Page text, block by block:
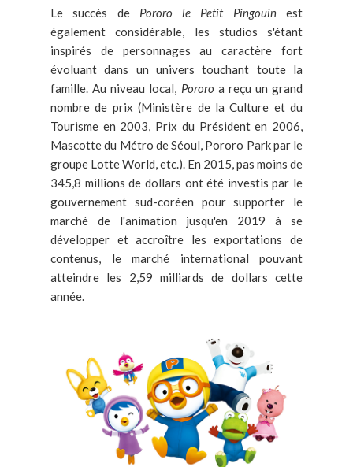
Le succès de Pororo le Petit Pingouinest
également considérable, les studios s'étant
inspirés de personnages au caractère fort
évoluant dans un univers touchant toute la
famille. Au niveau local, Pororo a reçu un grand
nombre de prix (Ministère de la Culture et du
Tourisme en 2003, Prix du Président en 2006,
Mascotte du Métro de Séoul, Pororo Park par le
groupe Lotte World, etc.). En 2015, pas moins de
345,8 millions de dollars ont été investis par le
gouvernement sud-coréen pour supporter le
marché de l'animation jusqu'en 2019 à se
développer et accroître les exportations de
contenus, le marché international pouvant
atteindre les 2,59 milliards de dollars cette
année.